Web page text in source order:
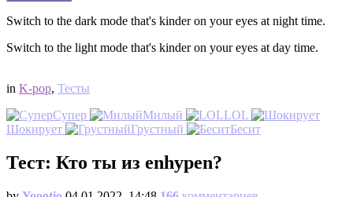
Switch to the dark mode that's kinder on your eyes at night time.
Switch to the light mode that's kinder on your eyes at day time.
in K-pop, Тесты
Супер
Милый
LOL
Шокирует
Грустный Бесит
Тест: Кто ты из enhypen?